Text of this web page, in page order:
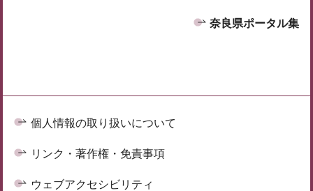
奈良県ポータル集
個人情報の取り扱いについて
リンク・著作権・免責事項
ウェブアクセシビリティ